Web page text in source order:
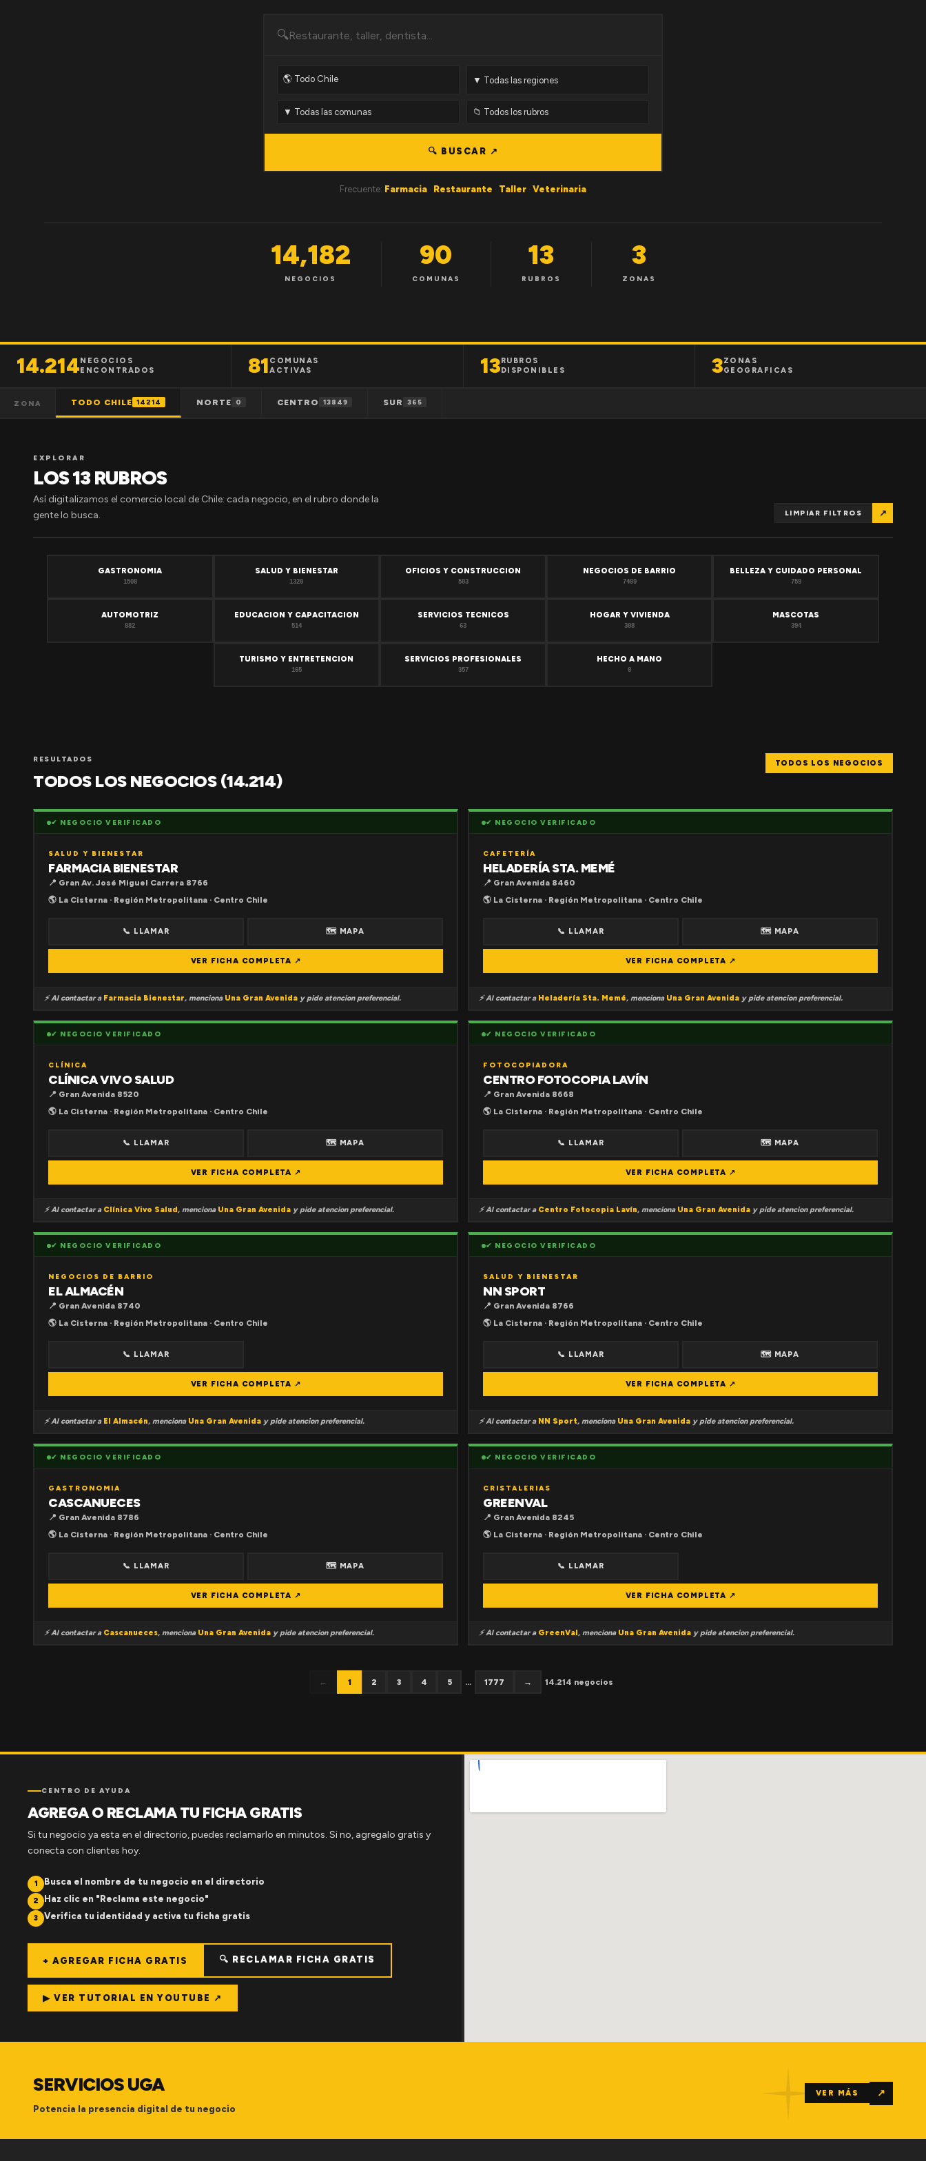
🔍
🔍 BUSCAR ↗
Frecuente: Farmacia · Restaurante · Taller · Veterinaria
14,182
NEGOCIOS
90
COMUNAS
13
RUBROS
3
ZONAS
14.214NEGOCIOS
ENCONTRADOS
81COMUNAS
ACTIVAS
13RUBROS
DISPONIBLES
3ZONAS
GEOGRAFICAS
ZONA TODO CHILE 14214 NORTE 0 CENTRO 13849 SUR 365
EXPLORAR
LOS 13 RUBROS
Así digitalizamos el comercio local de Chile: cada negocio, en el rubro donde la
gente lo busca.
LIMPIAR FILTROS ↗
GASTRONOMIA
1508
SALUD Y BIENESTAR
1320
OFICIOS Y CONSTRUCCION
503
NEGOCIOS DE BARRIO
7409
BELLEZA Y CUIDADO PERSONAL
759
AUTOMOTRIZ
882
EDUCACION Y CAPACITACION
514
SERVICIOS TECNICOS
63
HOGAR Y VIVIENDA
308
MASCOTAS
394
TURISMO Y ENTRETENCION
165
SERVICIOS PROFESIONALES
357
HECHO A MANO
0
RESULTADOS
TODOS LOS NEGOCIOS (14.214)
TODOS LOS NEGOCIOS
✔ NEGOCIO VERIFICADO
SALUD Y BIENESTAR
FARMACIA BIENESTAR
📍 Gran Av. José Miguel Carrera 8766
🌎 La Cisterna · Región Metropolitana · Centro Chile
📞 LLAMAR 🗺 MAPA
VER FICHA COMPLETA ↗
⚡ Al contactar a Farmacia Bienestar, menciona Una Gran Avenida y pide atencion preferencial.
✔ NEGOCIO VERIFICADO
CAFETERÍA
HELADERÍA STA. MEMÉ
📍 Gran Avenida 8460
🌎 La Cisterna · Región Metropolitana · Centro Chile
📞 LLAMAR 🗺 MAPA
VER FICHA COMPLETA ↗
⚡ Al contactar a Heladería Sta. Memé, menciona Una Gran Avenida y pide atencion preferencial.
✔ NEGOCIO VERIFICADO
CLÍNICA
CLÍNICA VIVO SALUD
📍 Gran Avenida 8520
🌎 La Cisterna · Región Metropolitana · Centro Chile
📞 LLAMAR 🗺 MAPA
VER FICHA COMPLETA ↗
⚡ Al contactar a Clínica Vivo Salud, menciona Una Gran Avenida y pide atencion preferencial.
✔ NEGOCIO VERIFICADO
FOTOCOPIADORA
CENTRO FOTOCOPIA LAVÍN
📍 Gran Avenida 8668
🌎 La Cisterna · Región Metropolitana · Centro Chile
📞 LLAMAR 🗺 MAPA
VER FICHA COMPLETA ↗
⚡ Al contactar a Centro Fotocopia Lavín, menciona Una Gran Avenida y pide atencion preferencial.
✔ NEGOCIO VERIFICADO
NEGOCIOS DE BARRIO
EL ALMACÉN
📍 Gran Avenida 8740
🌎 La Cisterna · Región Metropolitana · Centro Chile
📞 LLAMAR
VER FICHA COMPLETA ↗
⚡ Al contactar a El Almacén, menciona Una Gran Avenida y pide atencion preferencial.
✔ NEGOCIO VERIFICADO
SALUD Y BIENESTAR
NN SPORT
📍 Gran Avenida 8766
🌎 La Cisterna · Región Metropolitana · Centro Chile
📞 LLAMAR 🗺 MAPA
VER FICHA COMPLETA ↗
⚡ Al contactar a NN Sport, menciona Una Gran Avenida y pide atencion preferencial.
✔ NEGOCIO VERIFICADO
GASTRONOMIA
CASCANUECES
📍 Gran Avenida 8786
🌎 La Cisterna · Región Metropolitana · Centro Chile
📞 LLAMAR 🗺 MAPA
VER FICHA COMPLETA ↗
⚡ Al contactar a Cascanueces, menciona Una Gran Avenida y pide atencion preferencial.
✔ NEGOCIO VERIFICADO
CRISTALERIAS
GREENVAL
📍 Gran Avenida 8245
🌎 La Cisterna · Región Metropolitana · Centro Chile
📞 LLAMAR
VER FICHA COMPLETA ↗
⚡ Al contactar a GreenVal, menciona Una Gran Avenida y pide atencion preferencial.
← 1 2 3 4 5 ... 1777 → 14.214 negocios
CENTRO DE AYUDA
AGREGA O RECLAMA TU FICHA GRATIS
Si tu negocio ya esta en el directorio, puedes reclamarlo en minutos. Si no, agregalo gratis y
conecta con clientes hoy.
1 Busca el nombre de tu negocio en el directorio
2 Haz clic en "Reclama este negocio"
3 Verifica tu identidad y activa tu ficha gratis
+ AGREGAR FICHA GRATIS 🔍 RECLAMAR FICHA GRATIS
▶ VER TUTORIAL EN YOUTUBE ↗
SERVICIOS UGA
Potencia la presencia digital de tu negocio
VER MÁS ↗